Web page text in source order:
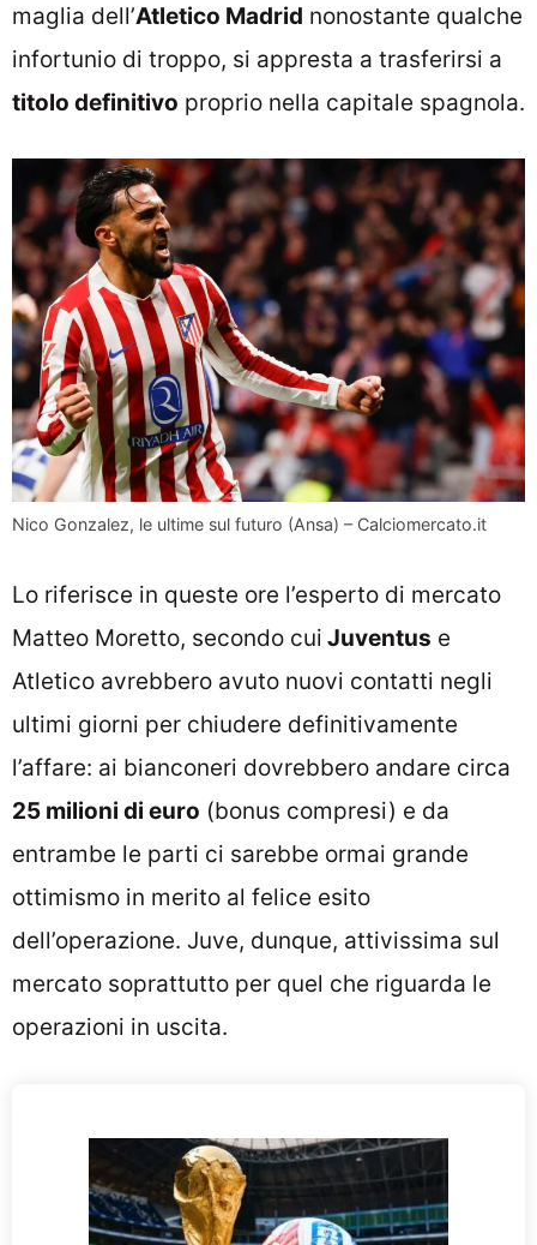
maglia dell’Atletico Madrid nonostante qualche
infortunio di troppo, si appresta a trasferirsi a
titolo definitivo proprio nella capitale spagnola.
Nico Gonzalez, le ultime sul futuro (Ansa) – Calciomercato.it
Lo riferisce in queste ore l’esperto di mercato
Matteo Moretto, secondo cui Juventus e
Atletico avrebbero avuto nuovi contatti negli
ultimi giorni per chiudere definitivamente
l’affare: ai bianconeri dovrebbero andare circa
25 milioni di euro (bonus compresi) e da
entrambe le parti ci sarebbe ormai grande
ottimismo in merito al felice esito
dell’operazione. Juve, dunque, attivissima sul
mercato soprattutto per quel che riguarda le
operazioni in uscita.